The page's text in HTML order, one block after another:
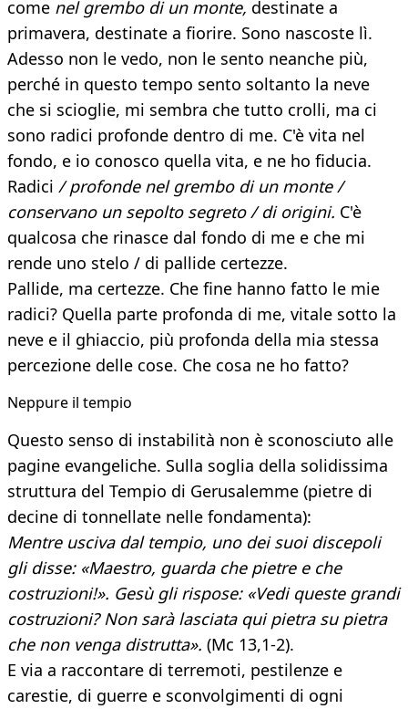
come nel grembo di un monte, destinate a
primavera, destinate a fiorire. Sono nascoste lì.
Adesso non le vedo, non le sento neanche più,
perché in questo tempo sento soltanto la neve
che si scioglie, mi sembra che tutto crolli, ma ci
sono radici profonde dentro di me. C'è vita nel
fondo, e io conosco quella vita, e ne ho fiducia.
Radici / profonde nel grembo di un monte /
conservano un sepolto segreto / di origini. C'è
qualcosa che rinasce dal fondo di me e che mi
rende uno stelo / di pallide certezze.
Pallide, ma certezze. Che fine hanno fatto le mie
radici? Quella parte profonda di me, vitale sotto la
neve e il ghiaccio, più profonda della mia stessa
percezione delle cose. Che cosa ne ho fatto?
Neppure il tempio
Questo senso di instabilità non è sconosciuto alle
pagine evangeliche. Sulla soglia della solidissima
struttura del Tempio di Gerusalemme (pietre di
decine di tonnellate nelle fondamenta):
Mentre usciva dal tempio, uno dei suoi discepoli
gli disse: «Maestro, guarda che pietre e che
costruzioni!». Gesù gli rispose: «Vedi queste grandi
costruzioni? Non sarà lasciata qui pietra su pietra
che non venga distrutta». (Mc 13,1-2).
E via a raccontare di terremoti, pestilenze e
carestie, di guerre e sconvolgimenti di ogni